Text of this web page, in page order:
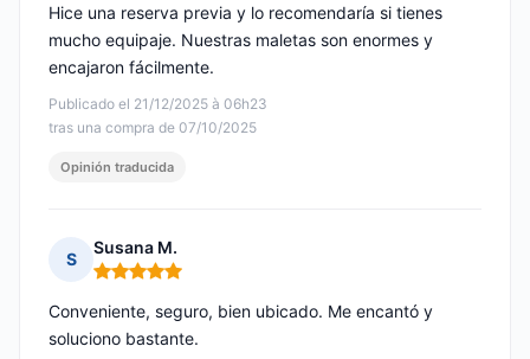
Publicado el 21/12/2025 à 06h23
tras una compra de 07/10/2025
Hice una reserva previa y lo recomendaría si tienes
mucho equipaje. Nuestras maletas son enormes y
encajaron fácilmente.
Opinión traducida
S
Susana M.
Nota: 5 de 5
Conveniente, seguro, bien ubicado. Me encantó y
soluciono bastante.